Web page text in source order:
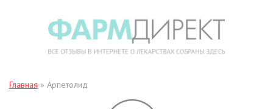
Главная » Арпетолид